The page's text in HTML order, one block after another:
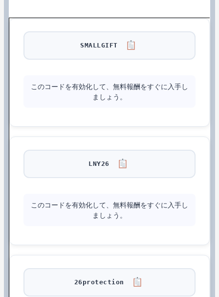
SMALLGIFT
このコードを有効化して、無料報酬をすぐに入手し
ましょう。
LNY26
このコードを有効化して、無料報酬をすぐに入手し
ましょう。
26protection